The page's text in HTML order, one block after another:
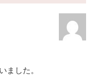
ました。